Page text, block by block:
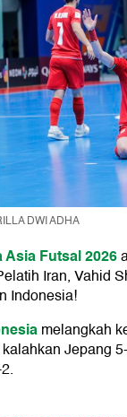
DWI ADHA
Asia Futsal 2026
Iran, Vahid
Indonesia!
melangkah
Jepang